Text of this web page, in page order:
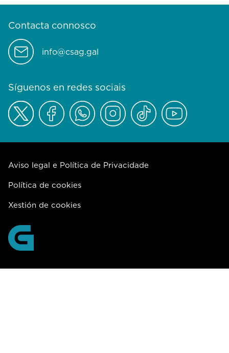
Contacta connosco
info@csag.gal
Síguenos en redes sociais
Aviso legal e Política de Privacidade
Política de cookies
Xestión de cookies